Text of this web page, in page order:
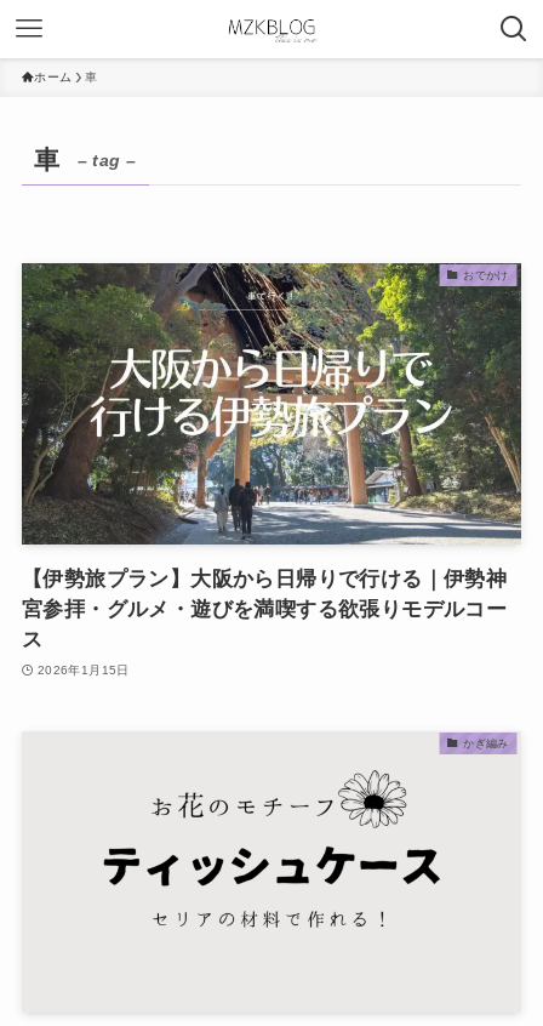
ホーム 車
車 – tag –
おでかけ
【伊勢旅プラン】大阪から日帰りで行ける｜伊勢神
宮参拝・グルメ・遊びを満喫する欲張りモデルコー
ス
2026年1月15日
かぎ編み